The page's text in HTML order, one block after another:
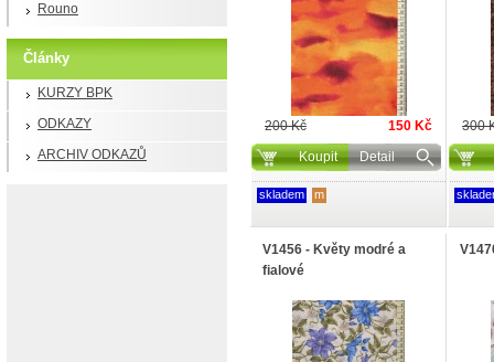
Rouno
Články
KURZY BPK
ODKAZY
ARCHIV ODKAZŮ
200 Kč
150 Kč
Koupit
Detail
skladem m
300
V1456 - Květy modré a
fialové